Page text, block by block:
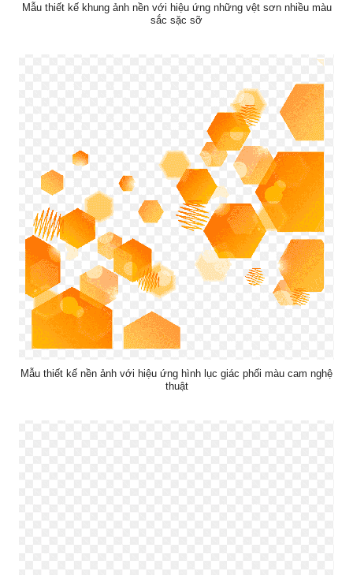
Mẫu thiết kế khung ảnh nền với hiệu ứng những vệt sơn nhiều màu
sắc sặc sỡ
Mẫu thiết kế nền ảnh với hiệu ứng hình lục giác phối màu cam nghệ
thuật